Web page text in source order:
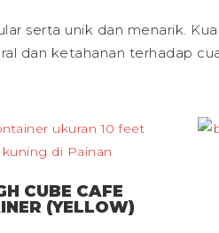
serta unik dan menarik.
dan ketahanan terhadap
CUBE CAFE
(YELLOW)